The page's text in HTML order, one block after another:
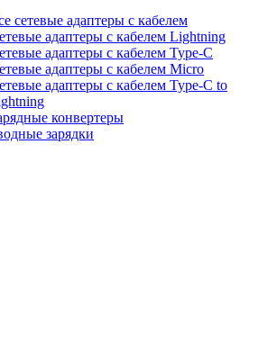
сетевые адаптеры с кабелем
адаптеры с кабелем Lightning
адаптеры с кабелем Type-C
адаптеры с кабелем Micro
адаптеры с кабелем Type-C to
конвертеры
зарядки